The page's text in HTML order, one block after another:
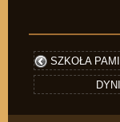
SZKOŁA